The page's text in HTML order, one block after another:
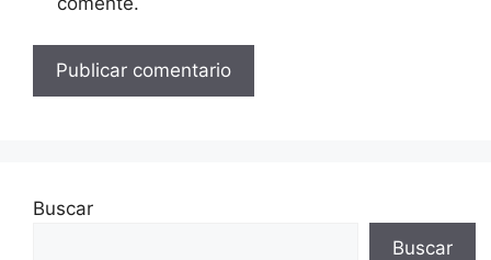
Buscar
Buscar